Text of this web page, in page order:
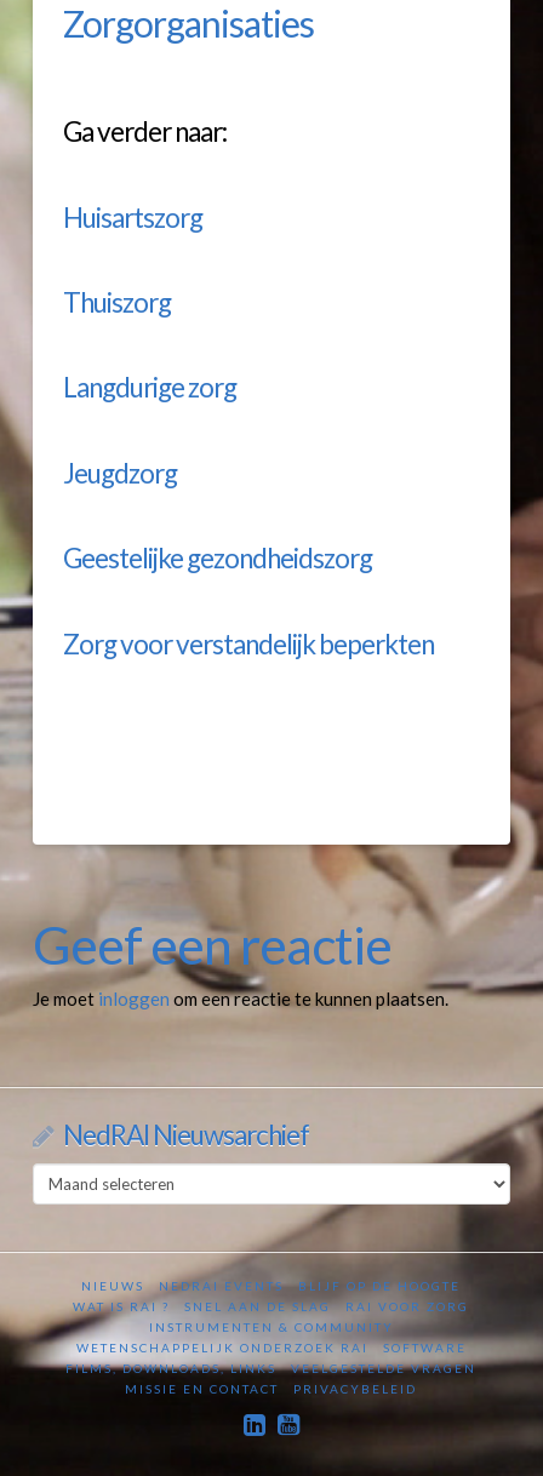
Zorgorganisaties
Ga verder naar:
Huisartszorg
Thuiszorg
Langdurige zorg
Jeugdzorg
Geestelijke gezondheidszorg
Zorg voor verstandelijk beperkten
Geef een reactie
Je moet inloggen om een reactie te kunnen plaatsen.
NedRAI Nieuwsarchief
NedRAI
Nieuwsarchief
NIEUWS NEDRAI EVENTS
BLIJF OP DE HOOGTE
WAT IS RAI ?
SNEL AAN DE SLAG
RAI VOOR ZORG
INSTRUMENTEN & COMMUNITY
WETENSCHAPPELIJK ONDERZOEK RAI
SOFTWARE
FILMS, DOWNLOADS, LINKS
VEELGESTELDE VRAGEN
MISSIE EN CONTACT
PRIVACYBELEID